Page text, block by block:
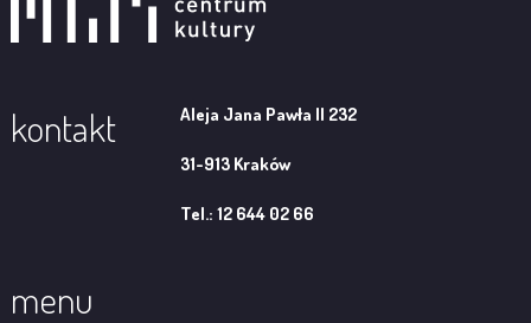
kontakt Aleja Jana Pawła II 232
31-913 Kraków
Tel.: 12 644 02 66
menu